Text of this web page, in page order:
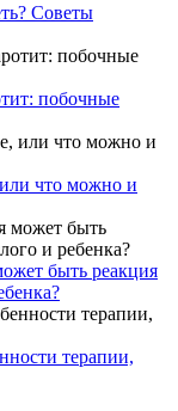
Советы
побочные
что можно и
быть реакция
терапии,